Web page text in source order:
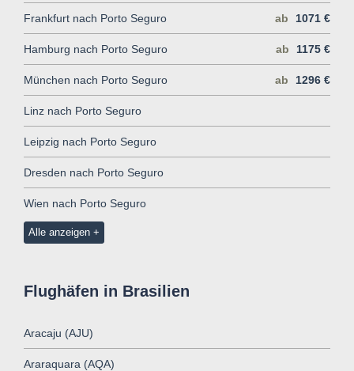
Frankfurt nach Porto Seguro ab 1071 €
Hamburg nach Porto Seguro ab 1175 €
München nach Porto Seguro ab 1296 €
Linz nach Porto Seguro
Leipzig nach Porto Seguro
Dresden nach Porto Seguro
Wien nach Porto Seguro
Alle anzeigen
Flughäfen in Brasilien
Aracaju (AJU)
Araraquara (AQA)